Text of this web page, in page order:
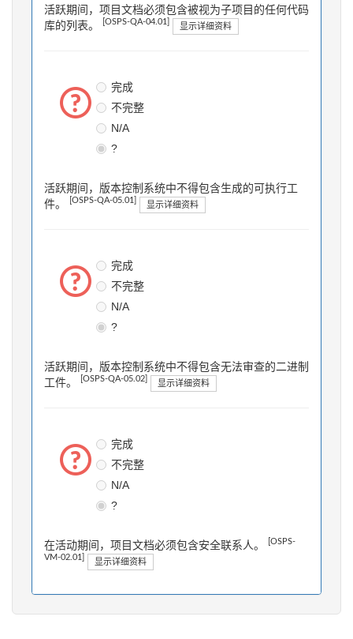
活跃期间，项目文档必须包含被视为子项目的任何代码
库的列表。
[OSPS-QA-04.01] 显示详细资料
完成
不完整
N/A
?
活跃期间，版本控制系统中不得包含生成的可执行工
件。
[OSPS-QA-05.01] 显示详细资料
完成
不完整
N/A
?
活跃期间，版本控制系统中不得包含无法审查的二进制
工件。
[OSPS-QA-05.02] 显示详细资料
完成
不完整
N/A
?
在活动期间，项目文档必须包含安全联系人。 [OSPS-
VM-02.01] 显示详细资料